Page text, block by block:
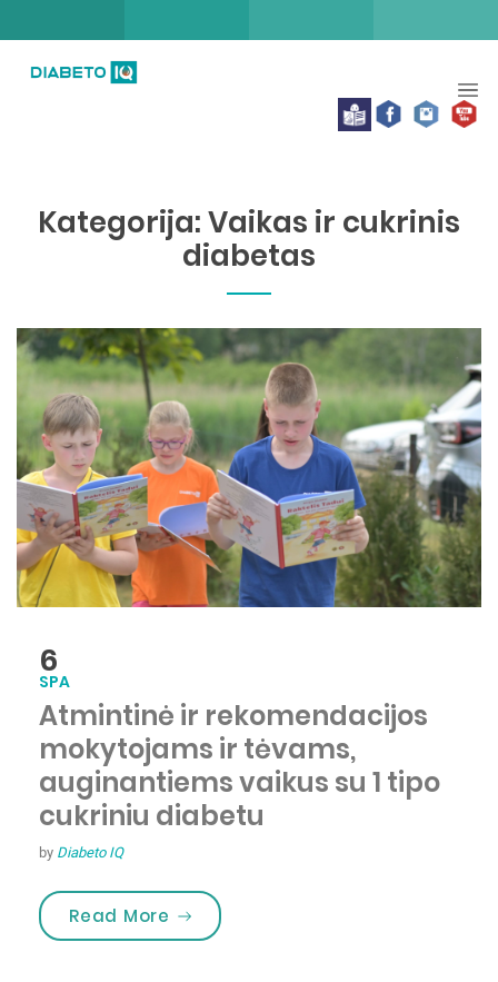
Kategorija:Vaikas ir cukrinis
diabetas
6
SPA
Atmintinė ir rekomendacijos
mokytojams ir tėvams,
auginantiems vaikus su 1 tipo
cukriniu diabetu
by Diabeto IQ
Read More „Atmintinė ir rekomendacijos